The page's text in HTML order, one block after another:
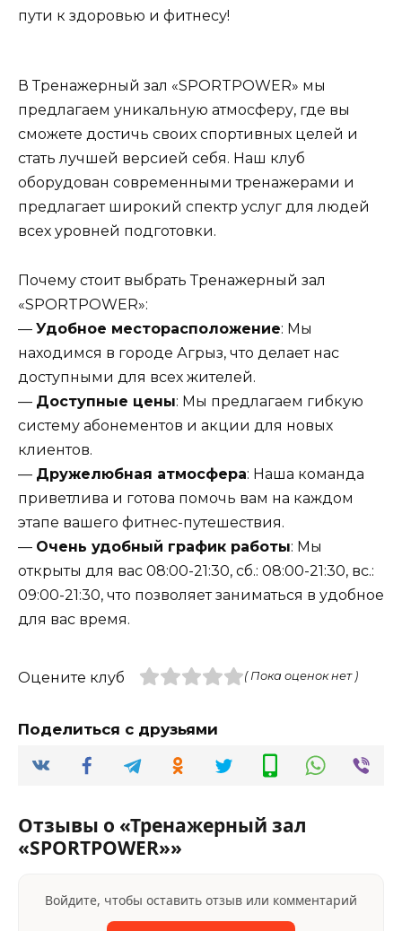
пути к здоровью и фитнесу!
В Тренажерный зал «SPORTPOWER» мы
предлагаем уникальную атмосферу, где вы
сможете достичь своих спортивных целей и
стать лучшей версией себя. Наш клуб
оборудован современными тренажерами и
предлагает широкий спектр услуг для людей
всех уровней подготовки.
Почему стоит выбрать Тренажерный зал
«SPORTPOWER»:
— Удобное месторасположение: Мы
находимся в городе Агрыз, что делает нас
доступными для всех жителей.
— Доступные цены: Мы предлагаем гибкую
систему абонементов и акции для новых
клиентов.
— Дружелюбная атмосфера: Наша команда
приветлива и готова помочь вам на каждом
этапе вашего фитнес-путешествия.
— Очень удобный график работы: Мы
открыты для вас 08:00-21:30, сб.: 08:00-21:30, вс.:
09:00-21:30, что позволяет заниматься в удобное
для вас время.
Оцените клуб ( Пока оценок нет )
Поделиться с друзьями
Отзывы о «Тренажерный зал
«SPORTPOWER»»
Войдите, чтобы оставить отзыв или комментарий